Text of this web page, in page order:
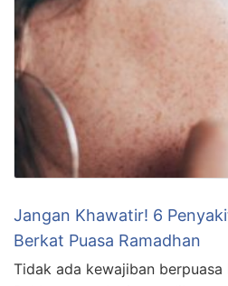
Jangan Khawatir! 6
Berkat Puasa Ramadhan
Tidak ada kewajiban